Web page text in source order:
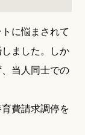
に悩まされて
ました。しか
当人同士での
費請求調停を